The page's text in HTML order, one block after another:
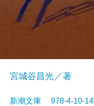
宮城谷昌光／著
新潮文庫 978-4-10-